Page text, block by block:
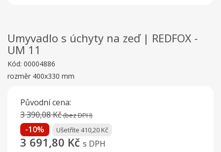
Umyvadlo s úchyty na zeď | REDFOX -
UM 11
Kód: 00004886
rozměr 400x330 mm
Původní cena:
3 390,08 Kč(bez DPH)
-10% Ušetříte 410,20 Kč
3 691,80 Kč s DPH